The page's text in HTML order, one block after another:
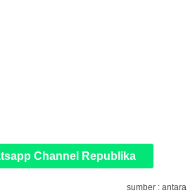
Channel Republika
sumber : antara